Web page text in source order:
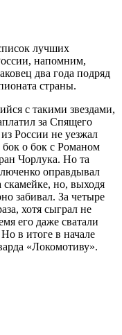
лучших
напомним,
два года подряд
страны.
с такими звездами,
за Спящего
России не уезжал
о бок с Романом
Чорлука. Но та
оправдывал
скамейке, но, выходя
забивал. За четыре
хотя сыграл не
его даже сватали
в итоге в начале
«Локомотиву».